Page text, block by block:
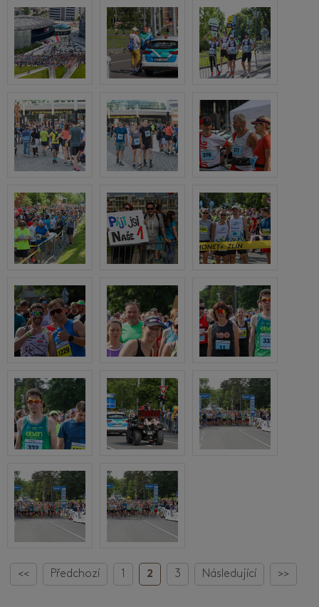
<< Předchozí 1 2 3 Následující >>